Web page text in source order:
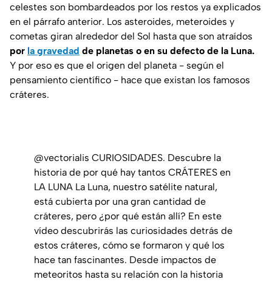
celestes son bombardeados por los restos ya explicados
en el párrafo anterior. Los asteroides, meteroides y
cometas giran alrededor del Sol hasta que son atraídos
por la gravedad de planetas o en su defecto de la Luna.
Y por eso es que el origen del planeta - según el
pensamiento científico - hace que existan los famosos
cráteres.
@vectorialis CURIOSIDADES. Descubre la
historia de por qué hay tantos CRÁTERES en
LA LUNA La Luna, nuestro satélite natural,
está cubierta por una gran cantidad de
cráteres, pero ¿por qué están allí? En este
vídeo descubrirás las curiosidades detrás de
estos cráteres, cómo se formaron y qué los
hace tan fascinantes. Desde impactos de
meteoritos hasta su relación con la historia